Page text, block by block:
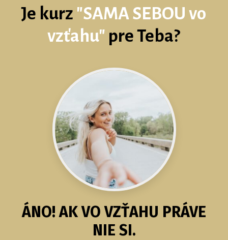
Je kurz "SAMA SEBOU vo
vzťahu" pre Teba?
ÁNO! AK VO VZŤAHU PRÁVE
NIE SI.